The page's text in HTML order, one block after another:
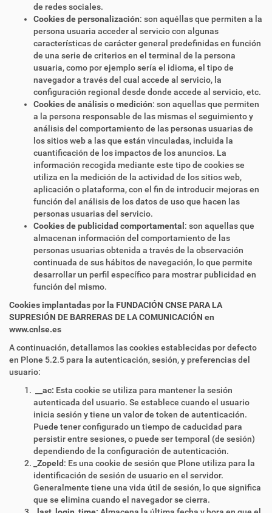
de redes sociales.
Cookies de personalización: son aquéllas que permiten a la
persona usuaria acceder al servicio con algunas
características de carácter general predefinidas en función
de una serie de criterios en el terminal de la persona
usuaria, como por ejemplo sería el idioma, el tipo de
navegador a través del cual accede al servicio, la
configuración regional desde donde accede al servicio, etc.
Cookies de análisis o medición: son aquellas que permiten
a la persona responsable de las mismas el seguimiento y
análisis del comportamiento de las personas usuarias de
los sitios web a las que están vinculadas, incluida la
cuantificación de los impactos de los anuncios. La
información recogida mediante este tipo de cookies se
utiliza en la medición de la actividad de los sitios web,
aplicación o plataforma, con el fin de introducir mejoras en
función del análisis de los datos de uso que hacen las
personas usuarias del servicio.
Cookies de publicidad comportamental : son aquellas que
almacenan información del comportamiento de las
personas usuarias obtenida a través de la observación
continuada de sus hábitos de navegación, lo que permite
desarrollar un perfil específico para mostrar publicidad en
función del mismo.
Cookies implantadas por la FUNDACIÓN CNSE PARA LA
SUPRESIÓN DE BARRERAS DE LA COMUNICACIÓN en
www.cnlse.es
A continuación, detallamos las cookies establecidas por defecto
en Plone 5.2.5 para la autenticación, sesión, y preferencias del
usuario:
__ac: Esta cookie se utiliza para mantener la sesión
autenticada del usuario. Se establece cuando el usuario
inicia sesión y tiene un valor de token de autenticación.
Puede tener configurado un tiempo de caducidad para
persistir entre sesiones, o puede ser temporal (de sesión)
dependiendo de la configuración de autenticación.
_ZopeId: Es una cookie de sesión que Plone utiliza para la
identificación de sesión de usuario en el servidor.
Generalmente tiene una vida útil de sesión, lo que significa
que se elimina cuando el navegador se cierra.